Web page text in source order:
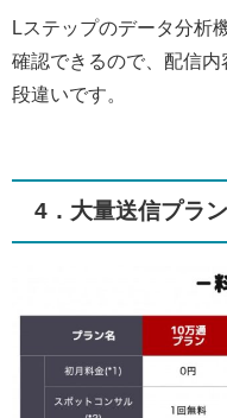
Lステップのデータ分析
確認できるので、配信
段違いです。
4．大量送信プラン